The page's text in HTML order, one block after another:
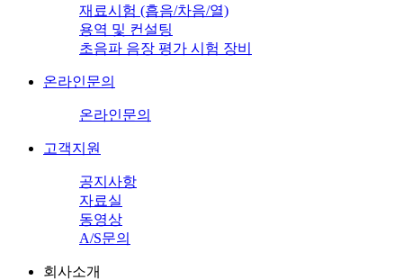
재료시험 (흡음/차음/열)
용역 및 컨설팅
초음파 음장 평가 시험 장비
온라인문의
온라인문의
고객지원
공지사항
자료실
동영상
A/S문의
회사소개